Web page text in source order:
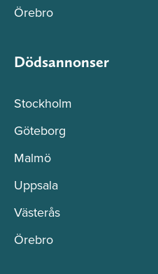
Örebro
Dödsannonser
Stockholm
Göteborg
Malmö
Uppsala
Västerås
Örebro